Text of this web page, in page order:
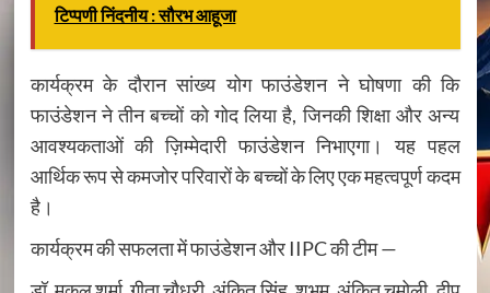
टिप्पणी निंदनीय : सौरभ आहूजा
कार्यक्रम के दौरान सांख्य योग फाउंडेशन ने घोषणा की कि
फाउंडेशन ने तीन बच्चों को गोद लिया है, जिनकी शिक्षा और अन्य
आवश्यकताओं की ज़िम्मेदारी फाउंडेशन निभाएगा। यह पहल
आर्थिक रूप से कमजोर परिवारों के बच्चों के लिए एक महत्वपूर्ण कदम
है।
कार्यक्रम की सफलता में फाउंडेशन और IIPC की टीम —